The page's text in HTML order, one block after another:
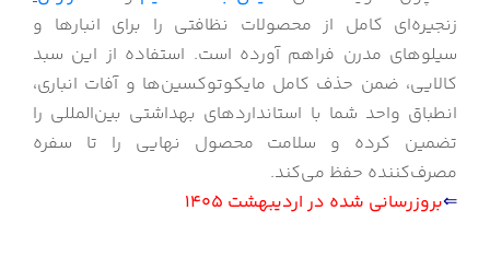
زنجیره‌ای کامل از محصولات نظافتی را برای انبارها و
سیلوهای مدرن فراهم آورده است. استفاده از این سبد
کالایی، ضمن حذف کامل مایکوتوکسین‌ها و آفات انباری،
انطباق واحد شما با استانداردهای بهداشتی بین‌المللی را
تضمین کرده و سلامت محصول نهایی را تا سفره
مصرف‌کننده حفظ می‌کند.
⇐بروزرسانی شده در اردیبهشت 1405